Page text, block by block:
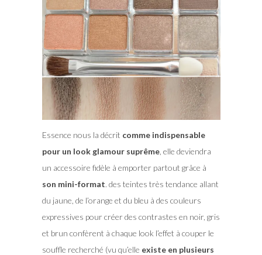
Essence nous la décrit comme indispensable
pour un look glamour suprême, elle deviendra
un accessoire fidèle à emporter partout grâce à
son mini-format. des teintes très tendance allant
du jaune, de l’orange et du bleu à des couleurs
expressives pour créer des contrastes en noir, gris
et brun confèrent à chaque look l’effet à couper le
souffle recherché (vu qu’elle existe en plusieurs